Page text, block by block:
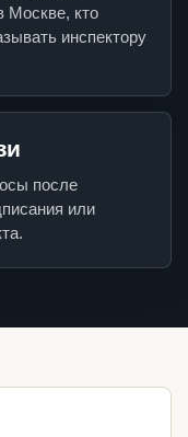
Москве, кто
инспектору
после
или